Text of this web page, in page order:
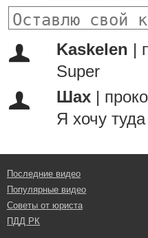
Kaskelen
Super
Шах
Я хочу туда
Последние видео
Популярные видео
Советы от юриста
ПДД РК